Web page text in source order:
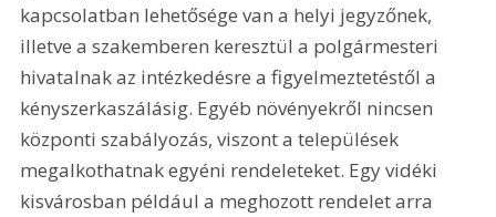
kapcsolatban lehetősége van a helyi jegyzőnek,
illetve a szakemberen keresztül a polgármesteri
hivatalnak az intézkedésre a figyelmeztetéstől a
kényszerkaszálásig. Egyéb növényekről nincsen
központi szabályozás, viszont a települések
megalkothatnak egyéni rendeleteket. Egy vidéki
kisvárosban például a meghozott rendelet arra